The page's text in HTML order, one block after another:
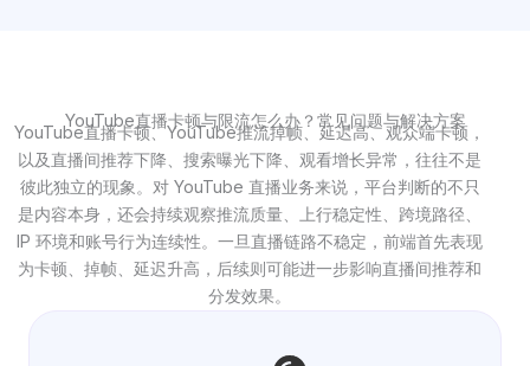
YouTube直播卡顿与限流怎么办？常见问题与解决方案
YouTube直播卡顿、YouTube推流掉帧、延迟高、观众端卡顿，
以及直播间推荐下降、搜索曝光下降、观看增长异常，往往不是
彼此独立的现象。对 YouTube 直播业务来说，平台判断的不只
是内容本身，还会持续观察推流质量、上行稳定性、跨境路径、
IP 环境和账号行为连续性。一旦直播链路不稳定，前端首先表现
为卡顿、掉帧、延迟升高，后续则可能进一步影响直播间推荐和
分发效果。